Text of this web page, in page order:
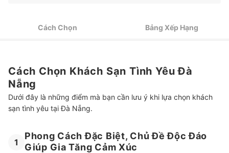
Top 6 Khách Sạn Tình Yêu Đà Nẵng được ưa chuộng
Cách Chọn Bảng Xếp Hạng
Cách Chọn Khách Sạn Tình Yêu Đà
Nẵng
Dưới đây là những điểm mà bạn cần lưu ý khi lựa chọn khách
sạn tình yêu tại Đà Nẵng.
1
Phong Cách Đặc Biệt, Chủ Đề Độc Đáo
Giúp Gia Tăng Cảm Xúc